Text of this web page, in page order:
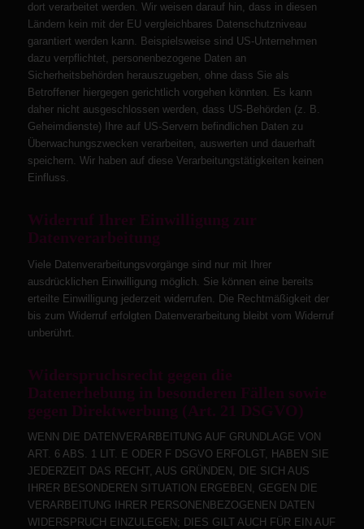
dort verarbeitet werden. Wir weisen darauf hin, dass in diesen
Ländern kein mit der EU vergleichbares Datenschutzniveau
garantiert werden kann. Beispielsweise sind US-Unternehmen
dazu verpflichtet, personenbezogene Daten an
Sicherheitsbehörden herauszugeben, ohne dass Sie als
Betroffener hiergegen gerichtlich vorgehen könnten. Es kann
daher nicht ausgeschlossen werden, dass US-Behörden (z. B.
Geheimdienste) Ihre auf US-Servern befindlichen Daten zu
Überwachungszwecken verarbeiten, auswerten und dauerhaft
speichern. Wir haben auf diese Verarbeitungstätigkeiten keinen
Einfluss.
Widerruf Ihrer Einwilligung zur
Datenverarbeitung
Viele Datenverarbeitungsvorgänge sind nur mit Ihrer
ausdrücklichen Einwilligung möglich. Sie können eine bereits
erteilte Einwilligung jederzeit widerrufen. Die Rechtmäßigkeit der
bis zum Widerruf erfolgten Datenverarbeitung bleibt vom Widerruf
unberührt.
Widerspruchsrecht gegen die
Datenerhebung in besonderen Fällen sowie
gegen Direktwerbung (Art. 21 DSGVO)
WENN DIE DATENVERARBEITUNG AUF GRUNDLAGE VON
ART. 6 ABS. 1 LIT. E ODER F DSGVO ERFOLGT, HABEN SIE
JEDERZEIT DAS RECHT, AUS GRÜNDEN, DIE SICH AUS
IHRER BESONDEREN SITUATION ERGEBEN, GEGEN DIE
VERARBEITUNG IHRER PERSONENBEZOGENEN DATEN
WIDERSPRUCH EINZULEGEN; DIES GILT AUCH FÜR EIN AUF